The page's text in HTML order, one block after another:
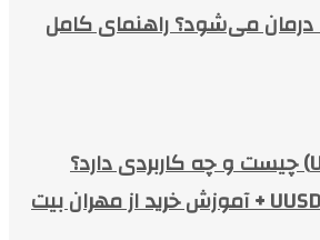
آیا دیابت نوع ۲ درمان می‌شود؟ راهنمای کامل
یوتوپیا (Utopia) چیست و چه کاربردی دارد؟